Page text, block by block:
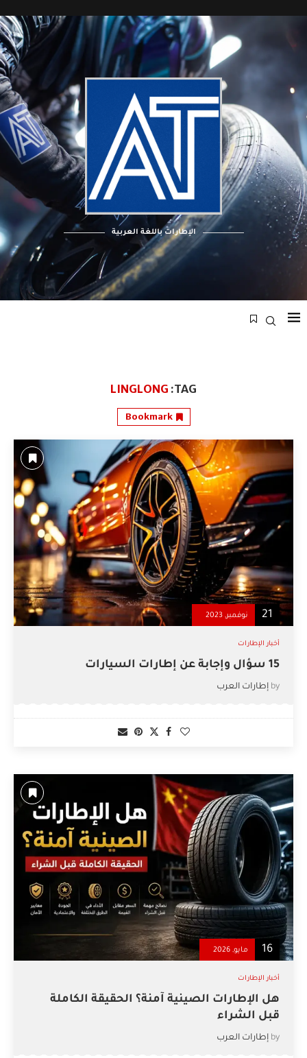
الإطارات باللغة العربية
TAG:
LINGLONG
Bookmark
21 نوفمبر, 2023
أخبار الإطارات
15 سؤال وإجابة عن إطارات السيارات
by إطارات العرب
16 مايو, 2026
أخبار الإطارات
هل الإطارات الصينية آمنة؟ الحقيقة الكاملة
قبل الشراء
by إطارات العرب